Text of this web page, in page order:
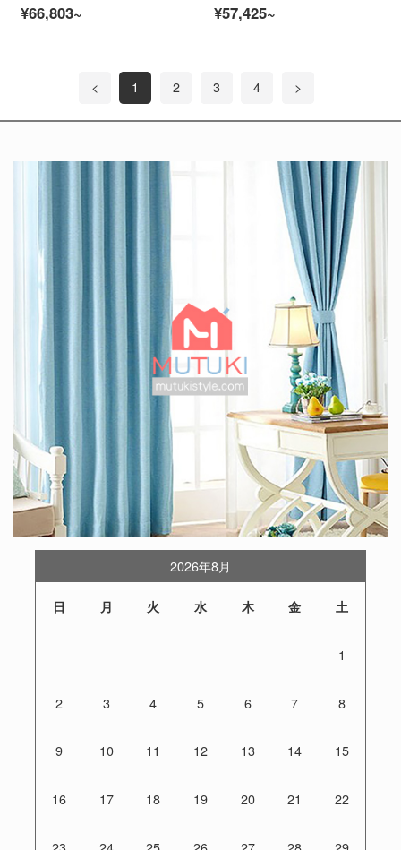
¥66,803~
¥57,425~
< 1 2 3 4 >
2026年8月
日 月 火 水 木 金 土
1
2 3 4 5 6 7 8
9 10 11 12 13 14 15
16 17 18 19 20 21 22